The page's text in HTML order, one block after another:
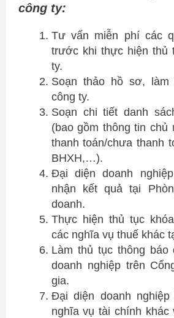
công ty:
Tư vấn miễn phí các
trước khi thực hiện thủ
ty.
Soạn thảo hồ sơ,
công ty.
Soạn chi tiết danh
(bao gồm thông tin chủ
thanh toán/chưa thanh
BHXH,…).
Đại diện doanh
nhận kết quả tại
doanh.
Thực hiện thủ tục
các nghĩa vụ thuế khác
Làm thủ tục thông báo
doanh nghiệp trên
gia.
Đại diện doanh
nghĩa vụ tài chính